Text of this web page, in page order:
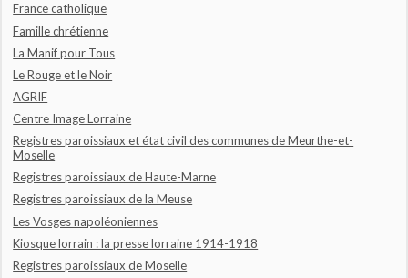
France catholique
Famille chrétienne
La Manif pour Tous
Le Rouge et le Noir
AGRIF
Centre Image Lorraine
Registres paroissiaux et état civil des communes de Meurthe-et-
Moselle
Registres paroissiaux de Haute-Marne
Registres paroissiaux de la Meuse
Les Vosges napoléoniennes
Kiosque lorrain : la presse lorraine 1914-1918
Registres paroissiaux de Moselle